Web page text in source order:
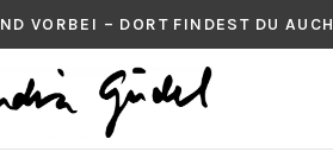
VORBEI – DORT FINDEST DU